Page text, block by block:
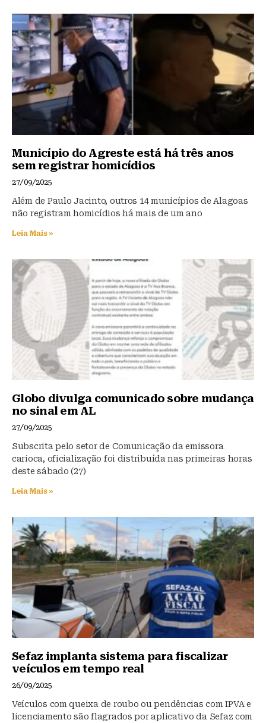
y
o
o
k
p
p
Município do Agreste está há três anos
sem registrar homicídios
27/09/2025
Além de Paulo Jacinto, outros 14 municípios de Alagoas
não registram homicídios há mais de um ano
Leia Mais »
Globo divulga comunicado sobre mudança
no sinal em AL
27/09/2025
Subscrita pelo setor de Comunicação da emissora
carioca, oficialização foi distribuída nas primeiras horas
deste sábado (27)
Leia Mais »
Sefaz implanta sistema para fiscalizar
veículos em tempo real
26/09/2025
Veículos com queixa de roubo ou pendências com IPVA e
licenciamento são flagrados por aplicativo da Sefaz com